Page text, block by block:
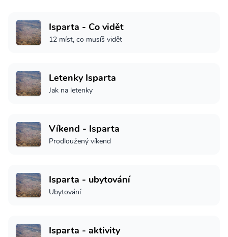
Isparta - Co vidět
12 míst, co musíš vidět
Letenky Isparta
Jak na letenky
Víkend - Isparta
Prodloužený víkend
Isparta - ubytování
Ubytování
Isparta - aktivity